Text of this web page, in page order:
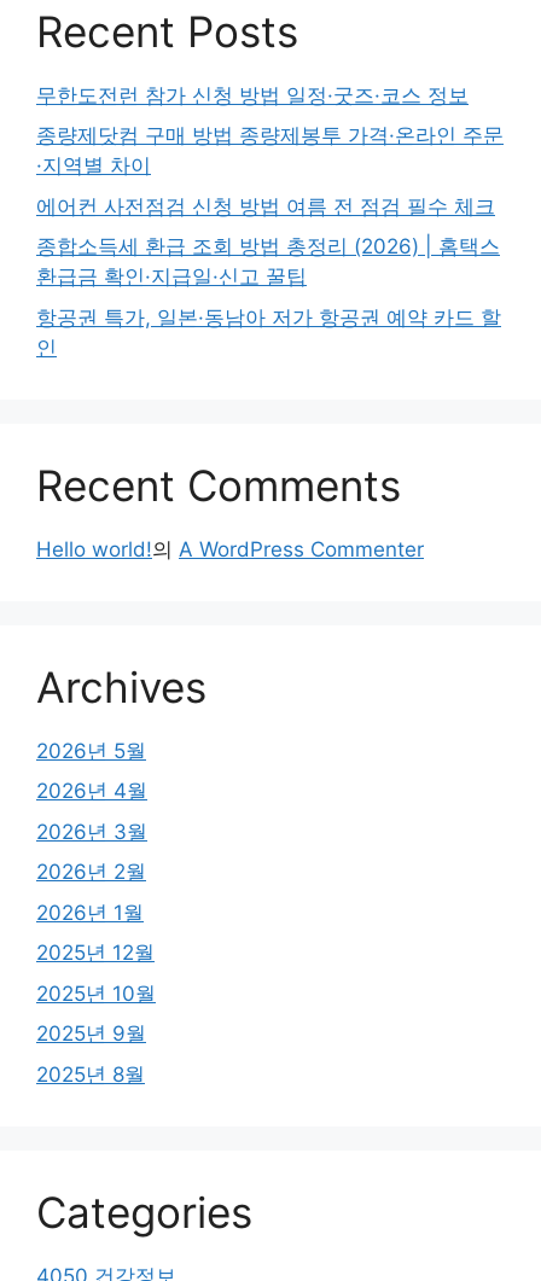
Recent Posts
무한도전런 참가 신청 방법 일정·굿즈·코스 정보
종량제닷컴 구매 방법 종량제봉투 가격·온라인 주문
·지역별 차이
에어컨 사전점검 신청 방법 여름 전 점검 필수 체크
종합소득세 환급 조회 방법 총정리 (2026) | 홈택스
환급금 확인·지급일·신고 꿀팁
항공권 특가, 일본·동남아 저가 항공권 예약 카드 할
인
Recent Comments
Hello world!의 A WordPress Commenter
Archives
2026년 5월
2026년 4월
2026년 3월
2026년 2월
2026년 1월
2025년 12월
2025년 10월
2025년 9월
2025년 8월
Categories
4050 건강정보